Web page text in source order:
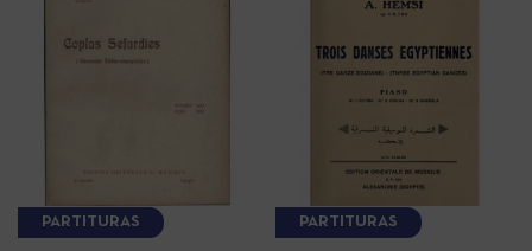
PARTITURAS PARTITURAS